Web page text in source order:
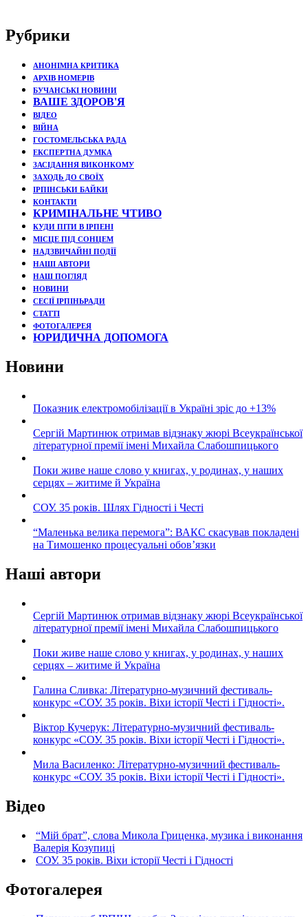
Рубрики
АНОНІМНА КРИТИКА
АРХІВ НОМЕРІВ
БУЧАНСЬКІ НОВИНИ
ВАШЕ ЗДОРОВ'Я
ВІДЕО
ВІЙНА
ГОСТОМЕЛЬСЬКА РАДА
ЕКСПЕРТНА ДУМКА
ЗАСІДАННЯ ВИКОНКОМУ
ЗАХОДЬ ДО СВОЇХ
ІРПІНСЬКИ БАЙКИ
КОНТАКТИ
КРИМІНАЛЬНЕ ЧТИВО
КУДИ ПІТИ В ІРПЕНІ
МІСЦЕ ПІД СОНЦЕМ
НАДЗВИЧАЙНІ ПОДЇЇ
НАШІ АВТОРИ
НАШ ПОГЛЯД
НОВИНИ
СЕСІЇ ІРПІНЬРАДИ
СТАТТІ
ФОТОГАЛЕРЕЯ
ЮРИДИЧНА ДОПОМОГА
Новини
Показник електромобілізації в Україні зріс до +13%
Сергій Мартинюк отримав відзнаку жюрі Всеукраїнської
літературної премії імені Михайла Слабошпицького
Поки живе наше слово у книгах, у родинах, у наших
серцях – житиме й Україна
СОУ. 35 років. Шлях Гідності і Честі
“Маленька велика перемога”: ВАКС скасував покладені
на Тимошенко процесуальні обов’язки
Наші автори
Сергій Мартинюк отримав відзнаку жюрі Всеукраїнської
літературної премії імені Михайла Слабошпицького
Поки живе наше слово у книгах, у родинах, у наших
серцях – житиме й Україна
Галина Сливка: Літературно-музичний фестиваль-
конкурс «СОУ. 35 років. Віхи історії Честі і Гідності».
Віктор Кучерук: Літературно-музичний фестиваль-
конкурс «СОУ. 35 років. Віхи історії Честі і Гідності».
Мила Василенко: Літературно-музичний фестиваль-
конкурс «СОУ. 35 років. Віхи історії Честі і Гідності».
Відео
“Мій брат”, слова Микола Гриценка, музика і виконання
Валерія Козупиці
СОУ. 35 років. Віхи історії Честі і Гідності
Фотогалерея